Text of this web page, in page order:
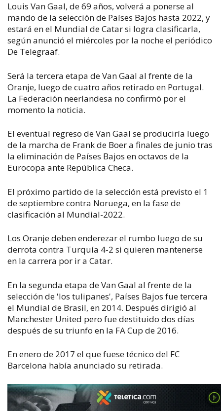
Louis Van Gaal, de 69 años, volverá a ponerse al
mando de la selección de Países Bajos hasta 2022, y
estará en el Mundial de Catar si logra clasificarla,
según anunció el miércoles por la noche el periódico
De Telegraaf.
Será la tercera etapa de Van Gaal al frente de la
Oranje, luego de cuatro años retirado en Portugal.
La Federación neerlandesa no confirmó por el
momento la noticia.
El eventual regreso de Van Gaal se produciría luego
de la marcha de Frank de Boer a finales de junio tras
la eliminación de Países Bajos en octavos de la
Eurocopa ante República Checa.
El próximo partido de la selección está previsto el 1
de septiembre contra Noruega, en la fase de
clasificación al Mundial-2022.
Los Oranje deben enderezar el rumbo luego de su
derrota contra Turquía 4-2 si quieren mantenerse
en la carrera por ir a Catar.
En la segunda etapa de Van Gaal al frente de la
selección de 'los tulipanes', Países Bajos fue tercera
el Mundial de Brasil, en 2014. Después dirigió al
Manchester United pero fue destituido dos días
después de su triunfo en la FA Cup de 2016.
En enero de 2017 el que fuese técnico del FC
Barcelona había anunciado su retirada.